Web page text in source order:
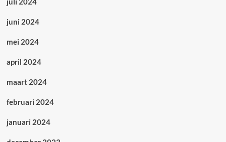
juni 2024
mei 2024
april 2024
maart 2024
februari 2024
januari 2024